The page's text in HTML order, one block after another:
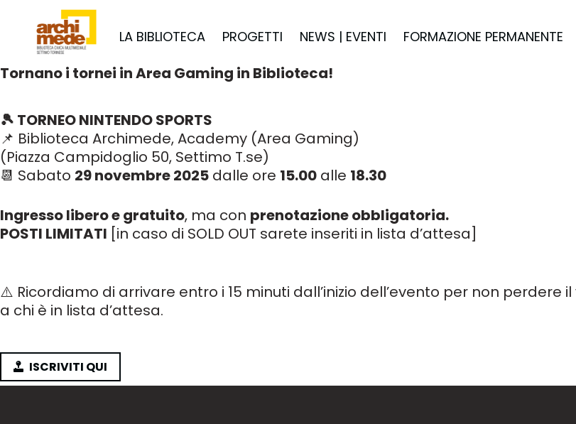
LA BIBLIOTECA PROGETTI NEWS | EVENTI FORMAZIONE PERMANENTE
Tornano i tornei in Area Gaming in Biblioteca!
🎾 TORNEO NINTENDO SPORTS
📌 Biblioteca Archimede, Academy (Area Gaming)
(Piazza Campidoglio 50, Settimo T.se)
📆 Sabato 29 novembre 2025 dalle ore 15.00 alle 18.30
Ingresso libero e gratuito, ma con prenotazione obbligatoria.
POSTI LIMITATI [in caso di SOLD OUT sarete inseriti in lista d’attesa]
⚠️ Ricordiamo di arrivare entro i 15 minuti dall’inizio dell’evento per non
a chi è in lista d’attesa.
ISCRIVITI QUI